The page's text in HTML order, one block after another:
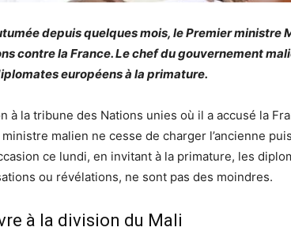
depuis quelques mois, le Premier ministre
contre la France. Le chef du gouvernement
européens à la primature.
à la tribune des Nations unies où il a accusé la
malien ne cesse de charger l’ancienne
ce lundi, en invitant à la primature, les
ou révélations, ne sont pas des moindres.
à la division du Mali